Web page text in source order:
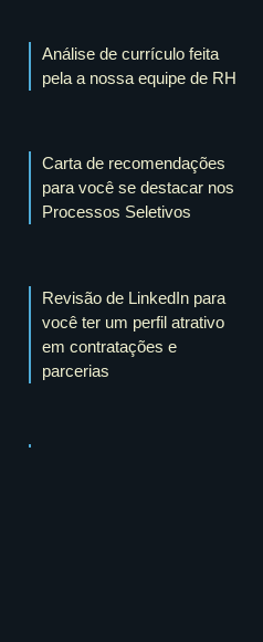
Análise de currículo feita
pela a nossa equipe de RH
Carta de recomendações
para você se destacar nos
Processos Seletivos
Revisão de LinkedIn para
você ter um perfil atrativo
em contratações e
parcerias